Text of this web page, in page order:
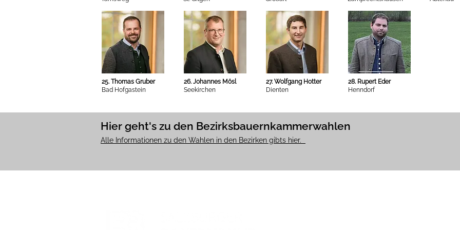
25. Thomas Gruber
Bad Hofgastein
26. Johannes Mösl
Seekirchen
27. Wolfgang Hotter
Dienten
28. Rupert Eder
Henndorf
Hier geht's zu den Bezirksbauernkammerwahlen
Alle Informationen zu den Wahlen in den Bezirken gibts hier.